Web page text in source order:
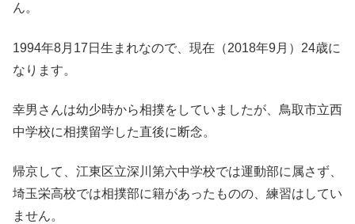
ん。
1994年8月17日生まれなので、現在（2018年9月）24歳に
なります。
幸男さんは幼少時から相撲をしていましたが、鳥取市立西
中学校に相撲留学した直後に断念。
帰京して、江東区立深川第六中学校では運動部に属さず、
埼玉栄高校では相撲部に籍があったものの、練習はしてい
ません。